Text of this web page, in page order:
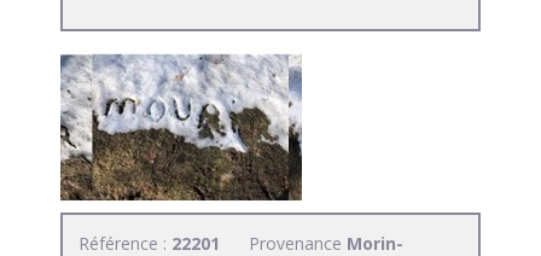
Référence : 22201
Provenance Morin-